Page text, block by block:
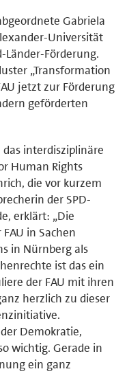
Gabriela
Universität
Förderung.
„Transformation
jetzt zur Förderung
geförderten
interdisziplinäre
Human Rights
die vor kurzem
der SPD-
erklärt: „Die
in Sachen
in Nürnberg als
ist das ein
der FAU mit ihren
herzlich zu dieser
Demokratie,
wichtig. Gerade in
ein ganz